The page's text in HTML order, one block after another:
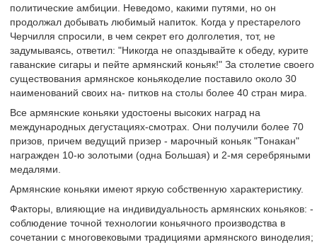
политические амбиции. Неведомо, какими путями, но он
продолжал добывать любимый напиток. Когда у престарелого
Черчилля спросили, в чем секрет его долголетия, тот, не
задумываясь, ответил: "Никогда не опаздывайте к обеду, курите
гаванские сигары и пейте армянский коньяк!" За столетие своего
существования армянское коньякоделие поставило около 30
наименований своих на- питков на столы более 40 стран мира.
Все армянские коньяки удостоены высоких наград на
международных дегустациях-смотрах. Они получили более 70
призов, причем ведущий призер - марочный коньяк "Тонакан"
награжден 10-ю золотыми (одна Большая) и 2-мя серебряными
медалями.
Армянские коньяки имеют яркую собственную характеристику.
Факторы, влияющие на индивидуальность армянских коньяков: -
соблюдение точной технологии коньячного производства в
сочетании с многовековыми традициями армянского виноделия;